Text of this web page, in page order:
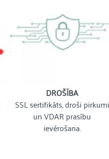
DROŠĪBA
SSL sertifikāts, droši pirkumi
un VDAR prasību
ievērošana.